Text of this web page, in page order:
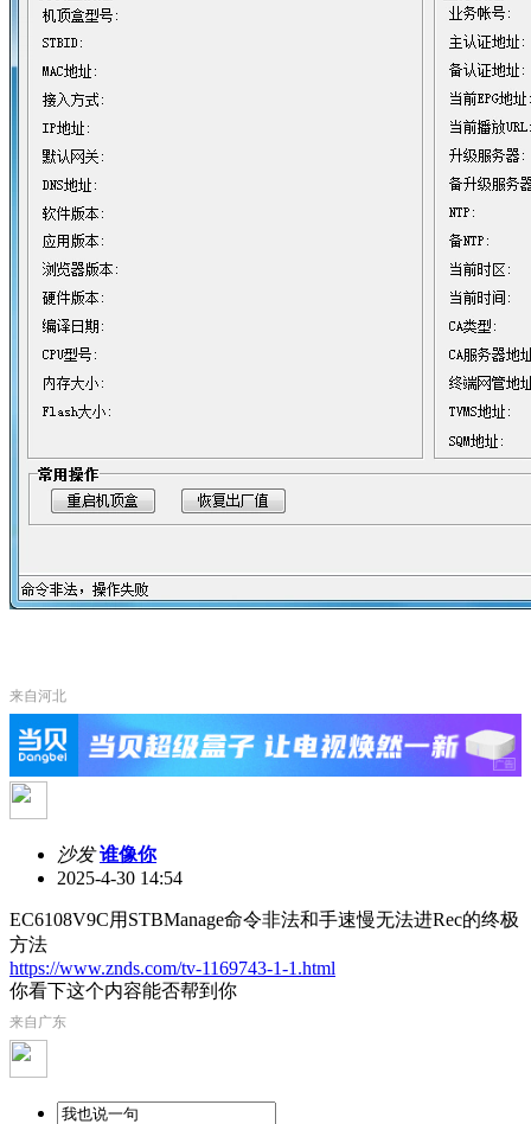
来自河北
沙发 谁像你
2025-4-30 14:54
EC6108V9C用STBManage命令非法和手速慢无法进Rec的终极
方法
https://www.znds.com/tv-1169743-1-1.html
你看下这个内容能否帮到你
来自广东